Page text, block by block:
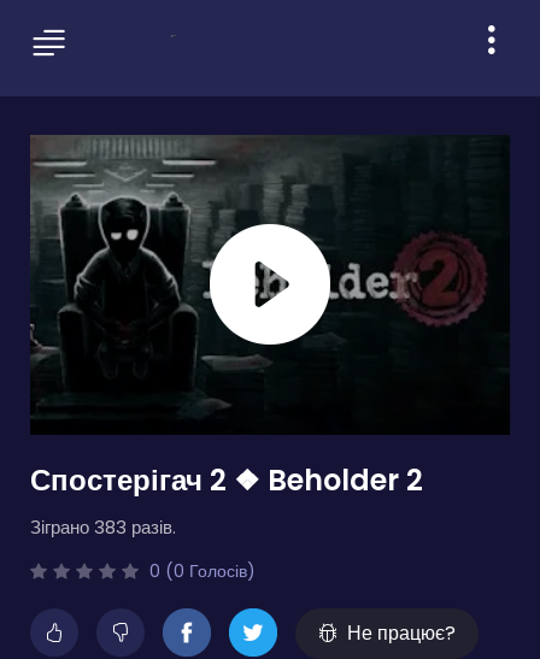
Спостерігач 2 ❖ Beholder 2
Зіграно 383 разів.
0 (0 Голосів)
Не працює?